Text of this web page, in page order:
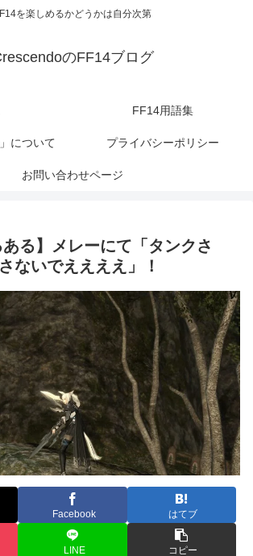
を楽しめるかどうかは自分次第
のFF14ブログ
FF14用語集
について プライバシーポリシー
お問い合わせページ
ある】メレーにて「タンクさ
ないでええええ」！
Facebook はてブ
LINE コピー